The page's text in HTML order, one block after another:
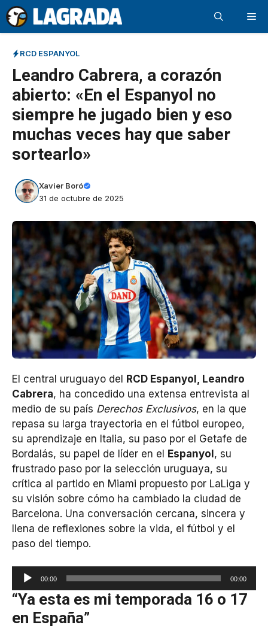
Saltar
al
contenido
RCD ESPANYOL
Leandro Cabrera, a corazón
abierto: «En el Espanyol no
siempre he jugado bien y eso
muchas veces hay que saber
sortearlo»
Xavier Boró
31 de octubre de 2025
El central uruguayo del RCD Espanyol, Leandro
Cabrera, ha concedido una extensa entrevista al
medio de su país Derechos Exclusivos, en la que
repasa su larga trayectoria en el fútbol europeo,
su aprendizaje en Italia, su paso por el Getafe de
Bordalás, su papel de líder en el Espanyol, su
frustrado paso por la selección uruguaya, su
crítica al partido en Miami propuesto por LaLiga y
su visión sobre cómo ha cambiado la ciudad de
Barcelona. Una conversación cercana, sincera y
llena de reflexiones sobre la vida, el fútbol y el
paso del tiempo.
Reproductor
de
audio
00:00 00:00
“Ya esta es mi temporada 16 o 17
en España”